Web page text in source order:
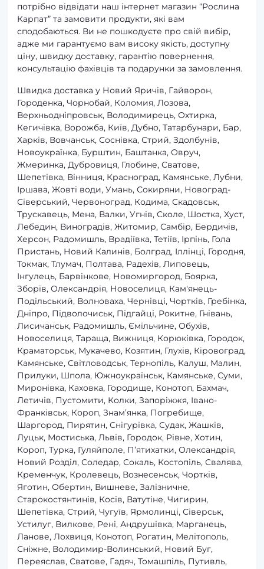
потрібно відвідати наш інтернет магазин “Рослина
Карпат” та замовити продукти, які вам
сподобаються. Ви не пошкодуєте про свій вибір,
адже ми гарантуємо вам високу якість, доступну
ціну, швидку доставку, гарантію повернення,
консультацію фахівців та подарунки за замовлення.
Швидка доставка у Новий Яричів, Гайворон,
Городенка, Чорнобай, Коломия, Лозова,
Верхньодніпровськ, Володимирець, Охтирка,
Кегичівка, Ворожба, Київ, Дубно, Татарбунари, Бар,
Харків, Вовчанськ, Соснівка, Стрий, Здолбунів,
Новоукраїнка, Бурштин, Баштанка, Овруч,
Жмеринка, Дубровиця, Глобине, Сватове,
Шепетівка, Вінниця, Красноград, Камянське, Лубни,
Іршава, Жовті води, Умань, Сокиряни, Новоград-
Сіверський, Червоноград, Кодима, Скадовськ,
Трускавець, Мена, Валки, Угнів, Сколе, Шостка, Хуст,
Лебедин, Виноградів, Житомир, Самбір, Бердичів,
Херсон, Радомишль, Врадіївка, Тетіїв, Ірпінь, Гола
Пристань, Новий Калинів, Болград, Іллінці, Городня,
Токмак, Тлумач, Полтава, Радехів, Липовець,
Інгулець, Барвінкове, Новомиргород, Боярка,
Зборів, Олександрія, Новоселиця, Кам'янець-
Подільський, Волноваха, Чернівці, Чортків, Гребінка,
Дніпро, Підволочиськ, Підгайці, Рокитне, Гнівань,
Лисичанськ, Радомишль, Ємільчине, Обухів,
Новоселиця, Тараща, Вижниця, Корюківка, Городок,
Краматорськ, Мукачево, Козятин, Глухів, Кіровоград,
Камянське, Світловодськ, Тернопіль, Калуш, Малин,
Прилуки, Шпола, Южноукраїнськ, Камянське, Суми,
Миронівка, Каховка, Городище, Конотоп, Бахмач,
Летичів, Пустомити, Колки, Запоріжжя, Івано-
Франківськ, Короп, Знам’янка, Погребище,
Шаргород, Пирятин, Снігурівка, Судак, Жашків,
Луцьк, Мостиська, Львів, Городок, Рівне, Хотин,
Короп, Турка, Гуляйполе, П’ятихатки, Олександрія,
Новий Розділ, Соледар, Сокаль, Костопіль, Свалява,
Кременчук, Кролевець, Вознесенськ, Чортків,
Яготин, Обертин, Вишневе, Залізничне,
Старокостянтинів, Косів, Ватутіне, Чигирин,
Шепетівка, Стрий, Чугуїв, Ярмолинці, Сіверськ,
Устилуг, Вилкове, Рені, Андрушівка, Марганець,
Ланове, Лохвиця, Конотоп, Рогатин, Мелітополь,
Сніжне, Володимир-Волинський, Новий Буг,
Переяслав, Сватове, Гадяч, Томашпіль, Путивль,